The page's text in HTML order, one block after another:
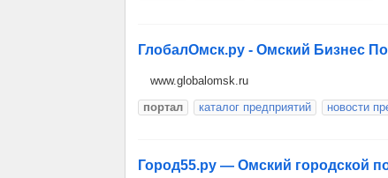
ГлобалОмск.ру - Омский Бизнес
www.globalomsk.ru
портал
каталог предприятий новости
Город55.ру — Омский городской